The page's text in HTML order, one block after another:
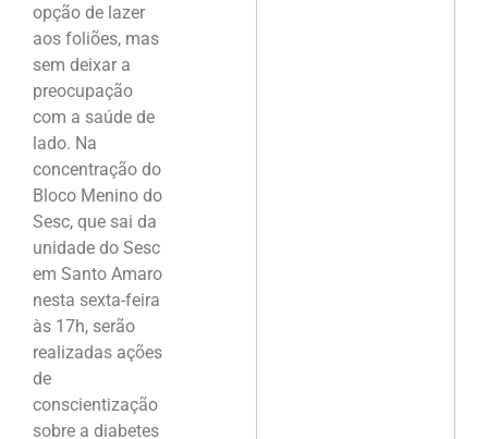
opção de lazer
aos foliões, mas
sem deixar a
preocupação
com a saúde de
lado. Na
concentração do
Bloco Menino do
Sesc, que sai da
unidade do Sesc
em Santo Amaro
nesta sexta-feira
às 17h, serão
realizadas ações
de
conscientização
sobre a diabetes